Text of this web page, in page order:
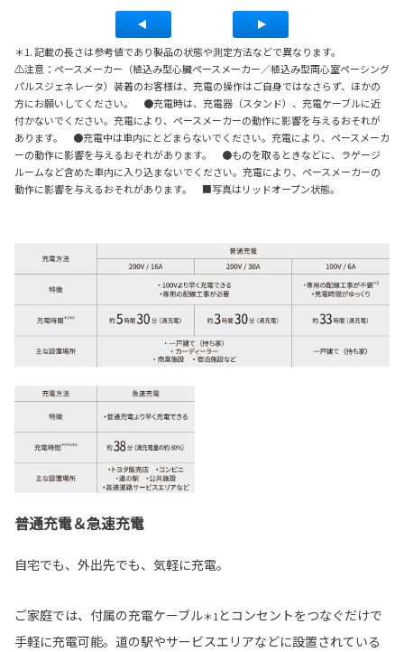
＊1. 記載の長さは参考値であり製品の状態や測定方法などで異なります。
⚠注意：ペースメーカー（植込み型心臓ペースメーカー／植込み型両心室ペーシング
パルスジェネレータ）装着のお客様は、充電の操作はご自身ではなさらず、ほかの
方にお願いしてください。 ●充電時は、充電器（スタンド）、充電ケーブルに近
付かないでください。充電により、ペースメーカーの動作に影響を与えるおそれが
あります。 ●充電中は車内にとどまらないでください。充電により、ペースメーカ
ーの動作に影響を与えるおそれがあります。 ●ものを取るときなどに、ラゲージ
ルームなど含めた車内に入り込まないでください。充電により、ペースメーカーの
動作に影響を与えるおそれがあります。 ■写真はリッドオープン状態。
普通充電＆急速充電
自宅でも、外出先でも、気軽に充電。
ご家庭では、付属の充電ケーブル＊1とコンセントをつなぐだけで
手軽に充電可能。道の駅やサービスエリアなどに設置されている